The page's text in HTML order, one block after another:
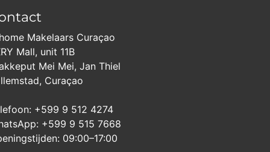
Makelaars Curaçao
Mall, unit 11B
Mei Mei, Jan Thiel
Curaçao
+599 9 512 4274
+599 9 515 7668
09:00–17:00